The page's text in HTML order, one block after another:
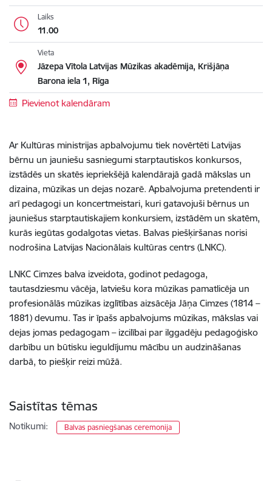
Laiks
11.00
Vieta
Jāzepa Vītola Latvijas Mūzikas akadēmija, Krišjāņa
Barona iela 1, Rīga
Pievienot kalendāram
Ar Kultūras ministrijas apbalvojumu tiek novērtēti Latvijas
bērnu un jauniešu sasniegumi starptautiskos konkursos,
izstādēs un skatēs iepriekšējā kalendārajā gadā mākslas un
dizaina, mūzikas un dejas nozarē. Apbalvojuma pretendenti ir
arī pedagogi un koncertmeistari, kuri gatavojuši bērnus un
jauniešus starptautiskajiem konkursiem, izstādēm un skatēm,
kurās iegūtas godalgotas vietas. Balvas piešķiršanas norisi
nodrošina Latvijas Nacionālais kultūras centrs (LNKC).
LNKC Cimzes balva izveidota, godinot pedagoga,
tautasdziesmu vācēja, latviešu kora mūzikas pamatlicēja un
profesionālās mūzikas izglītības aizsācēja Jāņa Cimzes (1814 –
1881) devumu. Tas ir īpašs apbalvojums mūzikas, mākslas vai
dejas jomas pedagogam – izcilībai par ilggadēju pedagoģisko
darbību un būtisku ieguldījumu mācību un audzināšanas
darbā, to piešķir reizi mūžā.
Saistītas tēmas
Notikumi: Balvas pasniegšanas ceremonija